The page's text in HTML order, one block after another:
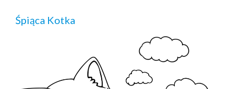
Śpiąca Kotka